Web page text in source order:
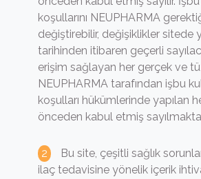
koşullarını NEUPHARMA
değiştirebilir, değişiklikler sitede
tarihinden itibaren geçerli
erişim sağlayan her gerçek ve
NEUPHARMA tarafından işbu
koşulları hükümlerinde yapılan
önceden kabul etmiş
Bu site, çeşitli sağlık
ilaç tedavisine yönelik içerik